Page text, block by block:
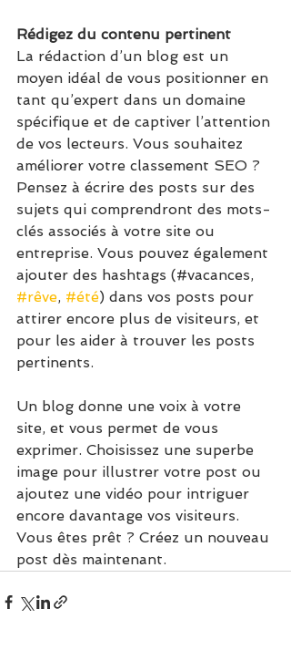
Rédigez du contenu pertinent
La rédaction d’un blog est un
moyen idéal de vous positionner en
tant qu’expert dans un domaine
spécifique et de captiver l’attention
de vos lecteurs. Vous souhaitez
améliorer votre classement SEO ?
Pensez à écrire des posts sur des
sujets qui comprendront des mots-
clés associés à votre site ou
entreprise. Vous pouvez également
ajouter des hashtags (#vacances,
#rêve, #été) dans vos posts pour
attirer encore plus de visiteurs, et
pour les aider à trouver les posts
pertinents.
Un blog donne une voix à votre
site, et vous permet de vous
exprimer. Choisissez une superbe
image pour illustrer votre post ou
ajoutez une vidéo pour intriguer
encore davantage vos visiteurs.
Vous êtes prêt ? Créez un nouveau
post dès maintenant.